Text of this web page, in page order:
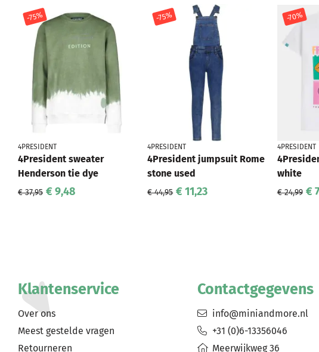
-75%
4PRESIDENT
4President sweater
Henderson tie dye
€ 37,95 € 9,48
-75%
4PRESIDENT
4President jumpsuit Rome
stone used
€ 44,95 € 11,23
-70%
4PRESIDENT
white
€ 24,99 €
Klantenservice
Over ons
Meest gestelde vragen
Retourneren
Contactgegevens
info@miniandmore.nl
+31 (0)6-13356046
Meerwijkweg 36